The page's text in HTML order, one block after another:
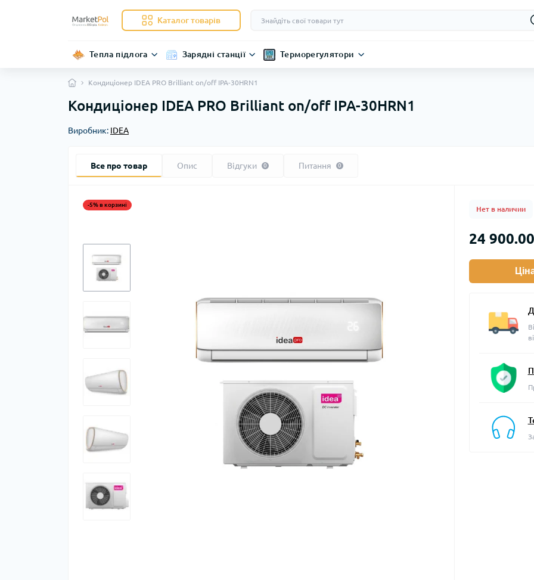
Каталог товарів
Тепла підлога Зарядні станції Терморегулятори
Кондиціонер IDEA PRO Brilliant on/off IPA-30HRN1
Кондиціонер IDEA PRO Brilliant on/off IPA-30HRN1
Виробник: IDEA
Все про товар Опис Відгуки 0 Питання 0
-5% в корзині
Нет в наличии
24